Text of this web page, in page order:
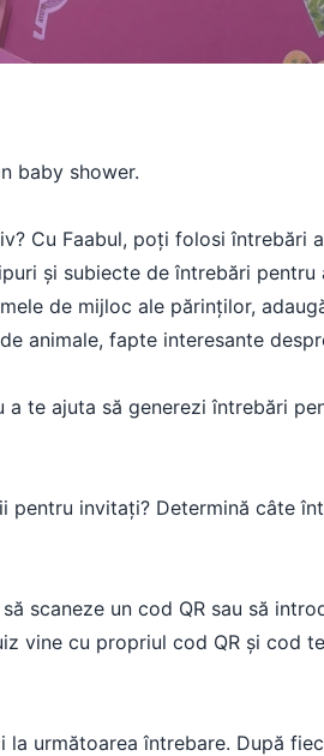
baby shower.
Cu Faabul, poți folosi întrebări
și subiecte de întrebări pentru
de mijloc ale părinților,
animale, fapte interesante
te ajuta să generezi întrebări
invitați? Determină câte
scaneze un cod QR sau să
vine cu propriul cod QR și cod
următoarea întrebare. După